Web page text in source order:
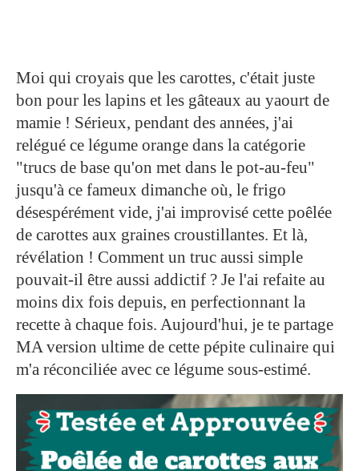
Moi qui croyais que les carottes, c'était juste
bon pour les lapins et les gâteaux au yaourt de
mamie ! Sérieux, pendant des années, j'ai
relégué ce légume orange dans la catégorie
"trucs de base qu'on met dans le pot-au-feu"
jusqu'à ce fameux dimanche où, le frigo
désespérément vide, j'ai improvisé cette poêlée
de carottes aux graines croustillantes. Et là,
révélation ! Comment un truc aussi simple
pouvait-il être aussi addictif ? Je l'ai refaite au
moins dix fois depuis, en perfectionnant la
recette à chaque fois. Aujourd'hui, je te partage
MA version ultime de cette pépite culinaire qui
m'a réconciliée avec ce légume sous-estimé.